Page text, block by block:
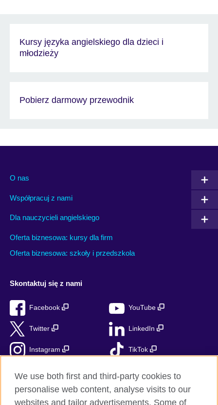
Kursy języka angielskiego dla dzieci i
młodzieży
Pobierz darmowy przewodnik
O nas
Współpracuj z nami
Dla nauczycieli angielskiego
Oferta biznesowa: kursy dla firm
Oferta biznesowa: szkoły i przedszkola
Skontaktuj się z nami
Facebook YouTube
Twitter LinkedIn
Instagram TikTok
We use both first and third-party cookies to
personalise web content, analyse visits to our
websites and tailor advertisements. Some of